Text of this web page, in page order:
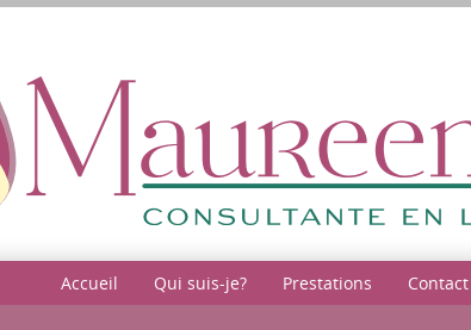
Accueil Qui suis-je? Prestations Contact